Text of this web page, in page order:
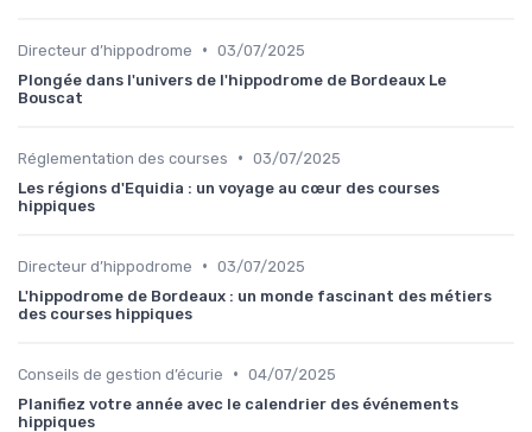
Directeur d’hippodrome • 03/07/2025
Plongée dans l'univers de l'hippodrome de Bordeaux Le
Bouscat
Réglementation des courses • 03/07/2025
Les régions d'Equidia : un voyage au cœur des courses
hippiques
Directeur d’hippodrome • 03/07/2025
L'hippodrome de Bordeaux : un monde fascinant des métiers
des courses hippiques
Conseils de gestion d’écurie • 04/07/2025
Planifiez votre année avec le calendrier des événements
hippiques